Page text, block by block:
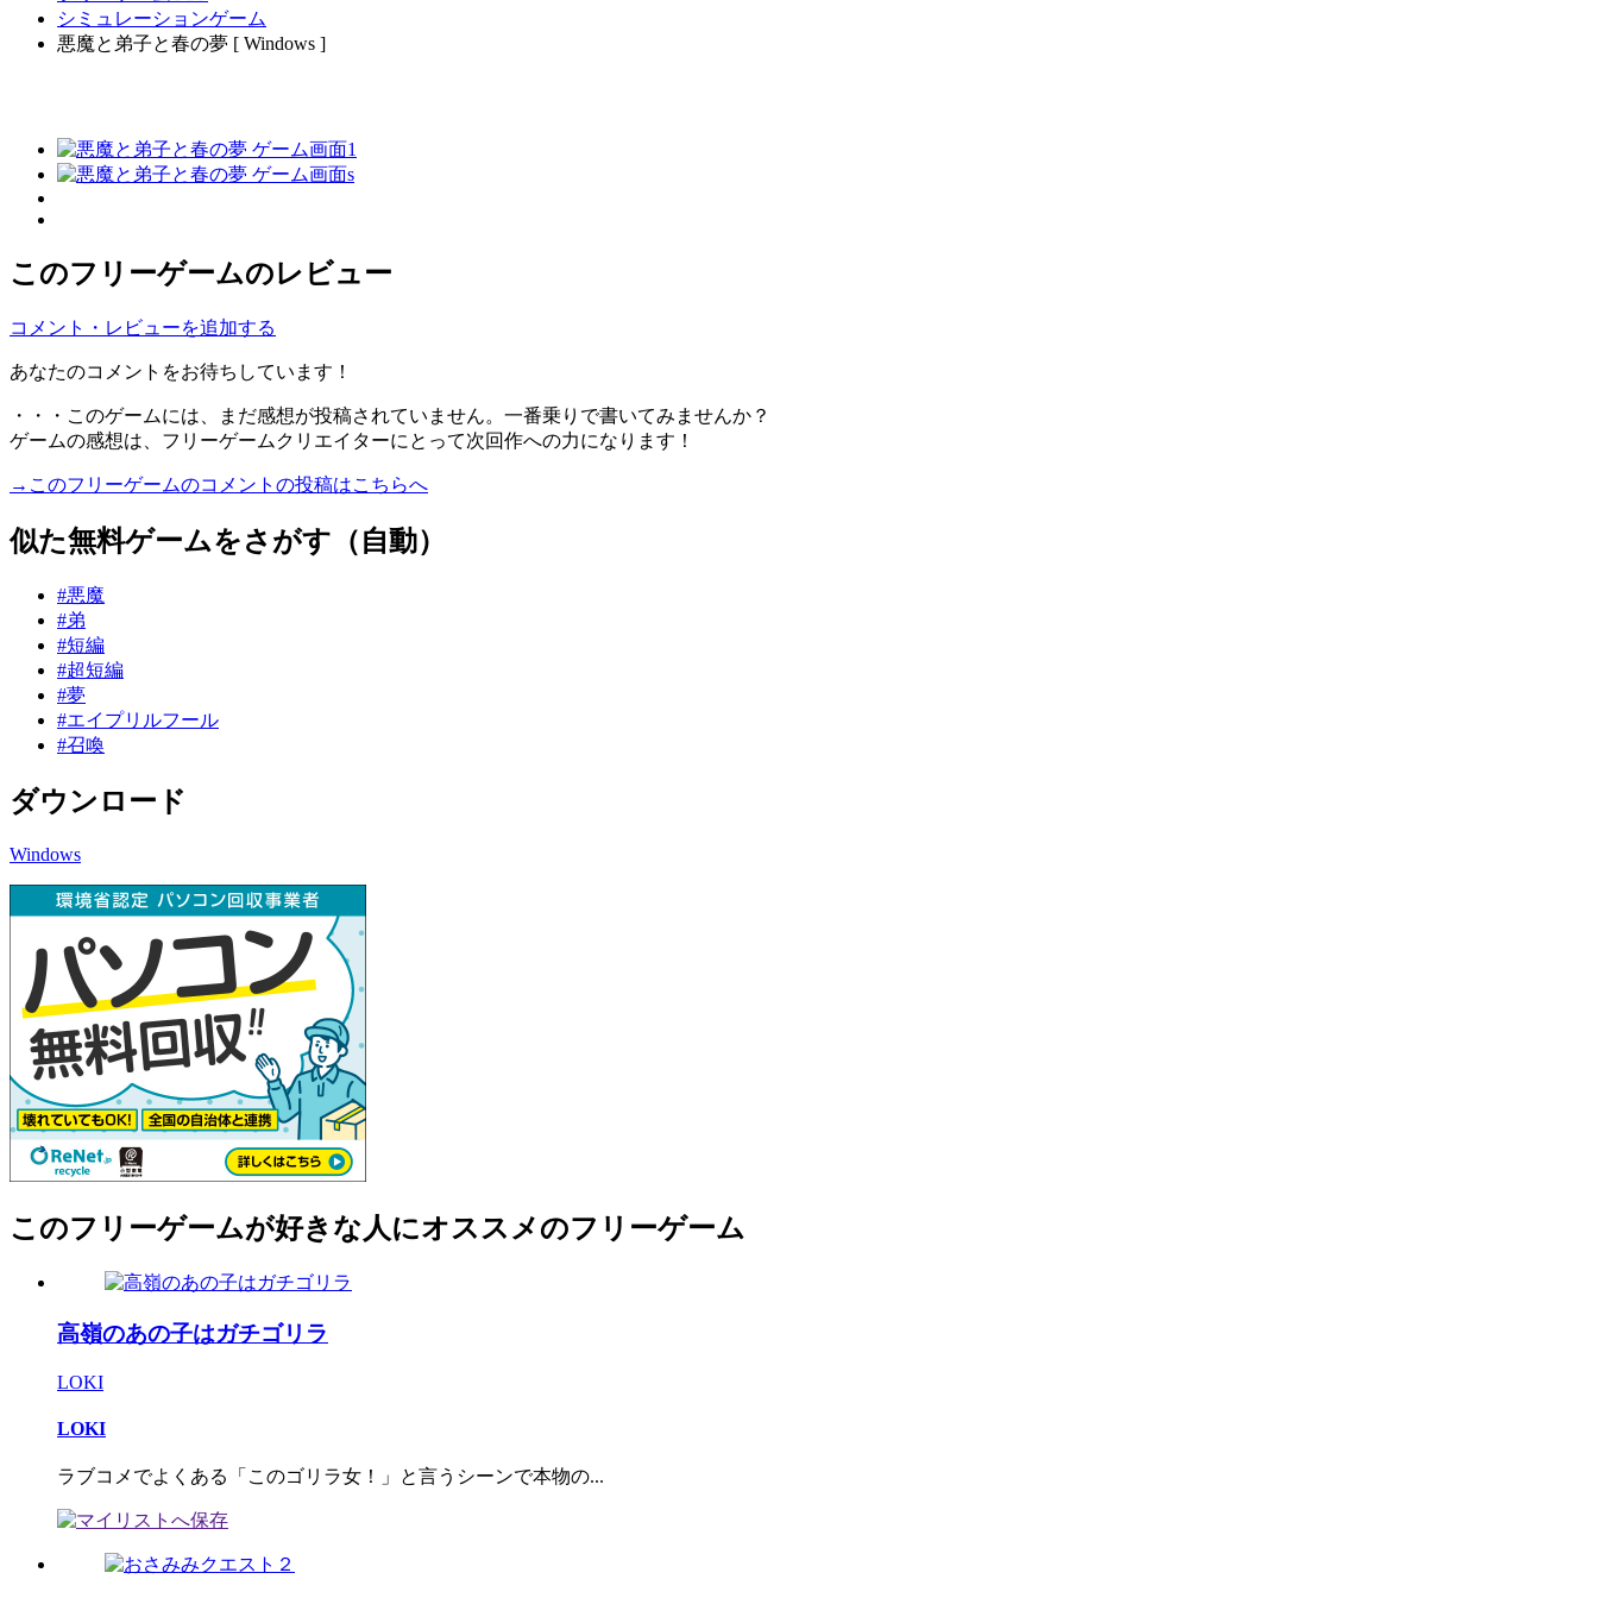
シミュレーションゲーム
悪魔と弟子と春の夢 [ Windows ]
このフリーゲームのレビュー
コメント・レビューを追加する
あなたのコメントをお待ちしています！
・・・このゲームには、まだ感想が投稿されていません。一番乗りで書いてみませんか？
ゲームの感想は、フリーゲームクリエイターにとって次回作への力になります！
→このフリーゲームのコメントの投稿はこちらへ
似た無料ゲームをさがす（自動）
#悪魔
#弟
#短編
#超短編
#夢
#エイプリルフール
#召喚
ダウンロード
Windows
このフリーゲームが好きな人にオススメのフリーゲーム
高嶺のあの子はガチゴリラ
LOKI
LOKI
ラブコメでよくある「このゴリラ女！」と言うシーンで本物の...